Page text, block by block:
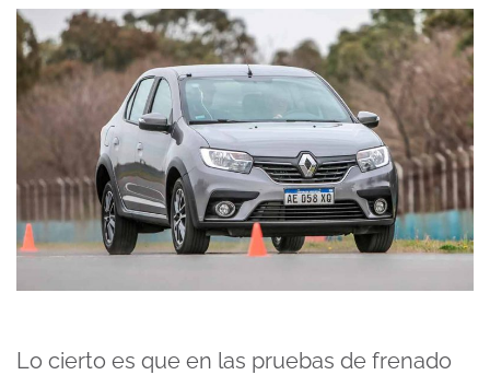
Lo cierto es que en las pruebas de frenado